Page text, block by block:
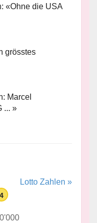
«Ohne die USA
grösstes
Marcel
... »
Lotto Zahlen »
4